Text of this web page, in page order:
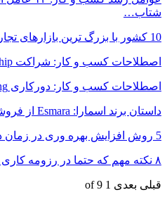
شتاب…
10 کشور با بزرگ ترین بازارهای تجارت الکترونیک در جهان در…
اصطلاحات کسب و کار: شراکت Partnership چیست؟
اصطلاحات کسب و کار: دورکاری telecommuting چیست؟
داستان برند اسمارا: Esmara از فروشگاه محلی تا نامی جهانی در…
5 روش افزایش بهره وری در زمان دورکاری کارکنان سازمان
۸ نکته مهم که حتما در رزومه کاری تان بنویسید
قبلی بعدی 1 of 9